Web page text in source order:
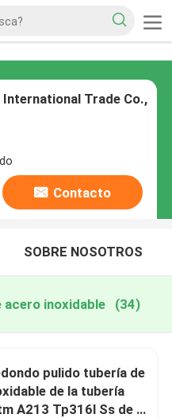
Trade Co.,
Contacto
SOBRE NOSOTROS
acero inoxidable (34)
pulido tubería de
de la tubería
A213 Tp316l Ss de la